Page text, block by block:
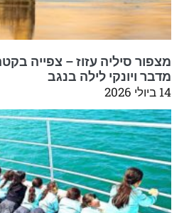
מצפור סיליה עזוז – צפייה
מדבר ויונקי לילה בנגב
14 ביולי 2026